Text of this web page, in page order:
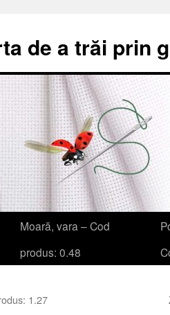
de a trăi prin
Moară, vara – Cod
produs: 0.48
1.27